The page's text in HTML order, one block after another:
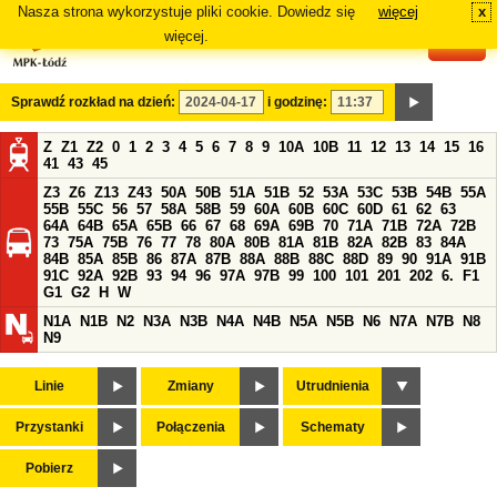
Nasza strona wykorzystuje pliki cookie. Dowiedz się
więcej.
więcej x
Sprawdź rozkład na dzień: i godzinę:
Z Z1 Z2 0 1 2 3 4 5 6 7 8 9 10A 10B 11 12 13 14 15 16
41 43 45
Z3 Z6 Z13 Z43 50A 50B 51A 51B 52 53A 53C 53B 54B 55A
55B 55C 56 57 58A 58B 59 60A 60B 60C 60D 61 62 63
64A 64B 65A 65B 66 67 68 69A 69B 70 71A 71B 72A 72B
73 75A 75B 76 77 78 80A 80B 81A 81B 82A 82B 83 84A
84B 85A 85B 86 87A 87B 88A 88B 88C 88D 89 90 91A 91B
91C 92A 92B 93 94 96 97A 97B 99 100 101 201 202 6.
F1
G1 G2 H
W
N1A
N1B N2 N3A N3B N4A N4B N5A N5B N6 N7A N7B
N8
N9
Linie Zmiany Utrudnienia
Przystanki Połączenia Schematy
Pobierz